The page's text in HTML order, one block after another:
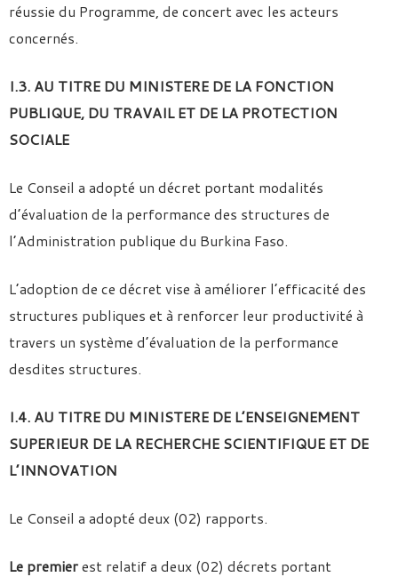
réussie du Programme, de concert avec les acteurs
concernés.
I.3. AU TITRE DU MINISTERE DE LA FONCTION
PUBLIQUE, DU TRAVAIL ET DE LA PROTECTION
SOCIALE
Le Conseil a adopté un décret portant modalités
d’évaluation de la performance des structures de
l’Administration publique du Burkina Faso.
L’adoption de ce décret vise à améliorer l’efficacité des
structures publiques et à renforcer leur productivité à
travers un système d’évaluation de la performance
desdites structures.
I.4. AU TITRE DU MINISTERE DE L’ENSEIGNEMENT
SUPERIEUR DE LA RECHERCHE SCIENTIFIQUE ET DE
L’INNOVATION
Le Conseil a adopté deux (02) rapports.
Le premierest relatif a deux (02) décrets portant